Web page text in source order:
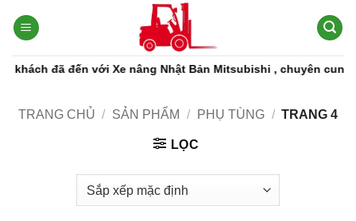
qua
dungđã đến với Xe nâng Nhật Bản Mitsubishi , chuyên cung
TRANG CHỦ / SẢN PHẨM / PHỤ TÙNG / TRANG 4
LỌC